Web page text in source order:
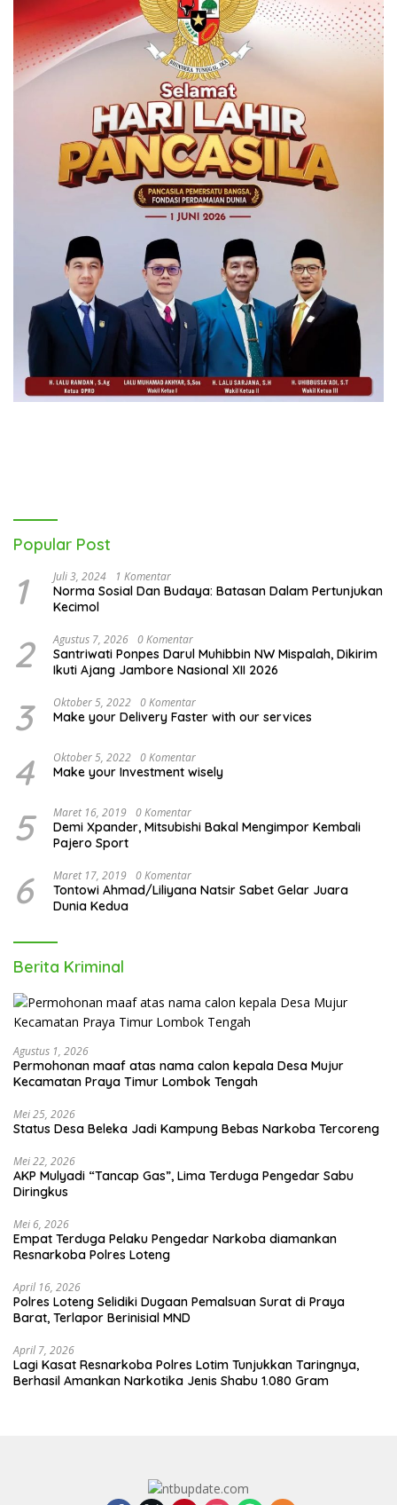
Popular Post
1 Juli 3, 2024 1 Komentar
Norma Sosial Dan Budaya: Batasan Dalam Pertunjukan
Kecimol
2 Agustus 7, 2026 0 Komentar
Santriwati Ponpes Darul Muhibbin NW Mispalah, Dikirim
Ikuti Ajang Jambore Nasional XII 2026
3 Oktober 5, 2022 0 Komentar
Make your Delivery Faster with our services
4 Oktober 5, 2022 0 Komentar
Make your Investment wisely
5 Maret 16, 2019 0 Komentar
Demi Xpander, Mitsubishi Bakal Mengimpor Kembali
Pajero Sport
6 Maret 17, 2019 0 Komentar
Tontowi Ahmad/Liliyana Natsir Sabet Gelar Juara
Dunia Kedua
Berita Kriminal
Agustus 1, 2026
Permohonan maaf atas nama calon kepala Desa Mujur
Kecamatan Praya Timur Lombok Tengah
Mei 25, 2026
Status Desa Beleka Jadi ‎Kampung Bebas Narkoba Tercoreng
Mei 22, 2026
AKP Mulyadi “Tancap Gas”, Lima Terduga Pengedar Sabu
Diringkus
Mei 6, 2026
Empat Terduga Pelaku Pengedar Narkoba diamankan
Resnarkoba Polres Loteng
April 16, 2026
Polres Loteng Selidiki Dugaan Pemalsuan Surat di Praya
Barat, Terlapor Berinisial MND
April 7, 2026
Lagi Kasat Resnarkoba Polres Lotim Tunjukkan Taringnya,
Berhasil Amankan Narkotika Jenis Shabu 1.080 Gram